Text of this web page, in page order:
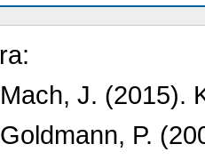
J. (2015).
P.